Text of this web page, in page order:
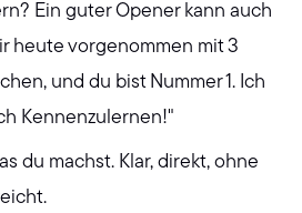
Ein guter Opener kann auch
heute vorgenommen mit 3
und du bist Nummer 1. Ich
Kennenzulernen!"
du machst. Klar, direkt, ohne